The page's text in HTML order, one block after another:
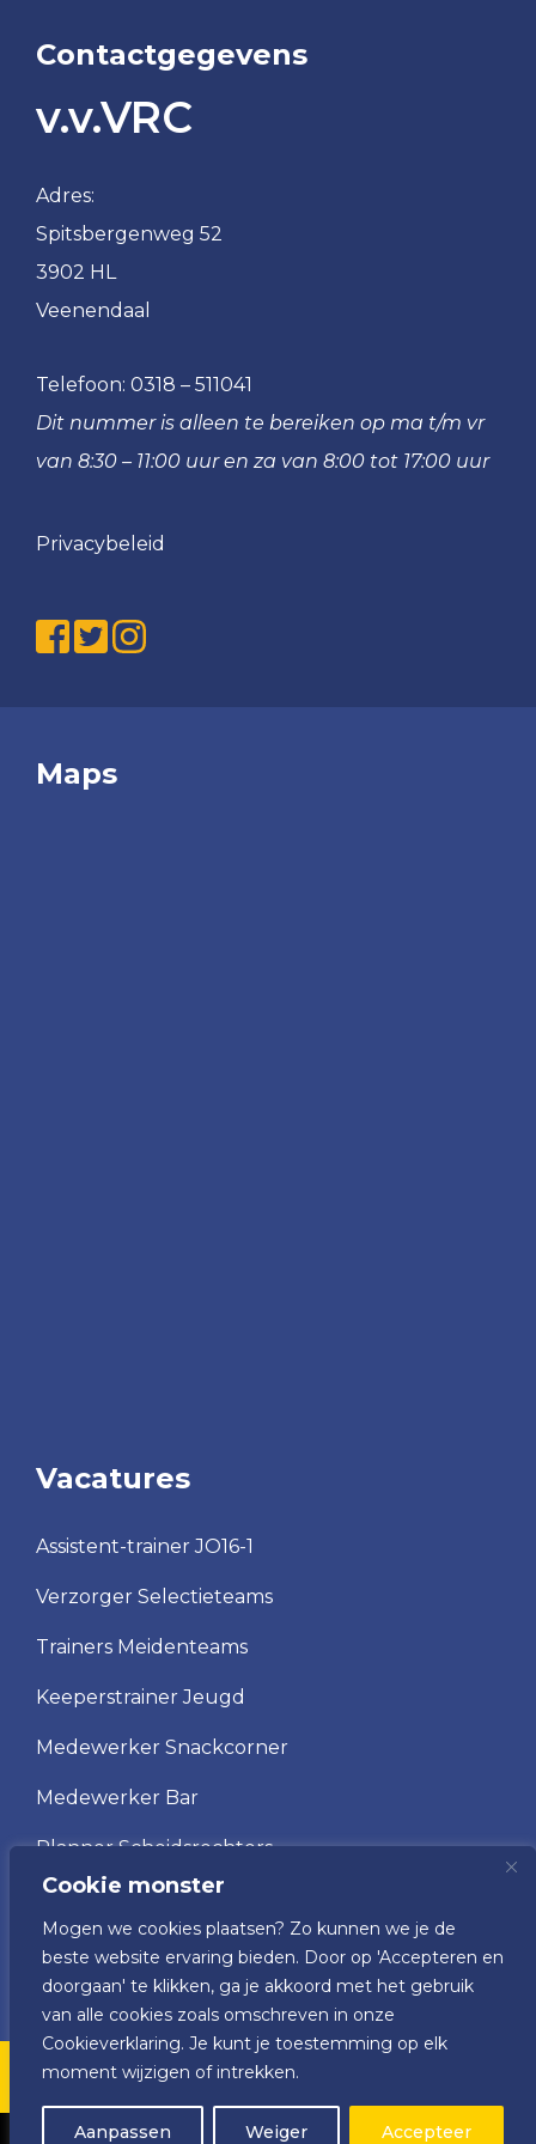
Cookie monster
Mogen we cookies plaatsen? Zo kunnen we je de
beste website ervaring bieden. Door op 'Accepteren en
doorgaan' te klikken, ga je akkoord met het gebruik
van alle cookies zoals omschreven in onze
Cookieverklaring. Je kunt je toestemming op elk
moment wijzigen of intrekken.
Aanpassen Weiger Accepteer
Contactgegevens
v.v.VRC
Adres:
Spitsbergenweg 52
3902 HL
Veenendaal
Telefoon: 0318 – 511041
Dit nummer is alleen te bereiken op ma t/m vr
van 8:30 – 11:00 uur en za van 8:00 tot 17:00 uur
Privacybeleid
Maps
Vacatures
Assistent-trainer JO16-1
Verzorger Selectieteams
Trainers Meidenteams
Keeperstrainer Jeugd
Medewerker Snackcorner
Medewerker Bar
Planner Scheidsrechters
Scheidsrechter
Vrijwilliger wedstrijdsecretariaat
v.v. VRC © 2025